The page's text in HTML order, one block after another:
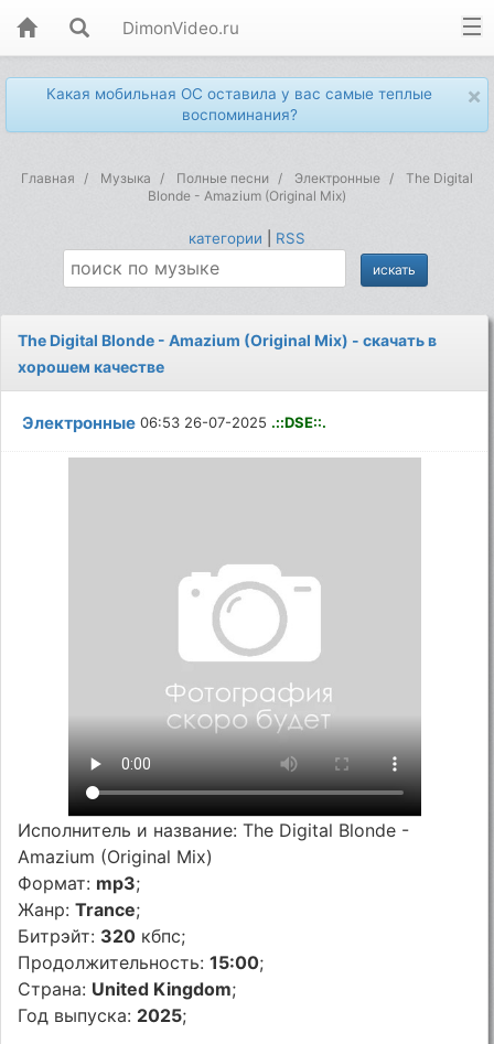
DimonVideo.ru
×
Какая мобильная ОС оставила у вас самые теплые
воспоминания?
Главная Музыка Полные песни Электронные
The Digital
Blonde - Amazium (Original Mix)
категории RSS
The Digital Blonde - Amazium (Original Mix) - скачать в
хорошем качестве
Электронные 06:53 26-07-2025 .::DSE::.
Исполнитель и название: The Digital Blonde -
Amazium (Original Mix)
Формат: mp3;
Жанр:Trance;
Битрэйт: 320 кбпс;
Продолжительность:15:00;
Страна: United Kingdom;
Год выпуска: 2025;